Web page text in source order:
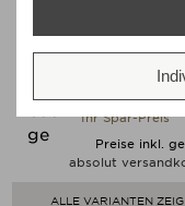
Weishäupl Teak
cm, Mixed
Verkaufspreis
2.558,00
Preis
2.430,10 €
Ihr Spar-Preis
Preise inkl.
absolut
ALLE VARIANTEN